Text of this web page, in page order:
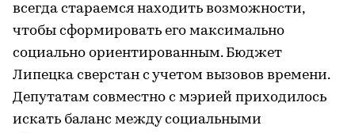
всегда стараемся находить возможности,
чтобы сформировать его максимально
социально ориентированным. Бюджет
Липецка сверстан с учетом вызовов времени.
Депутатам совместно с мэрией приходилось
искать баланс между социальными